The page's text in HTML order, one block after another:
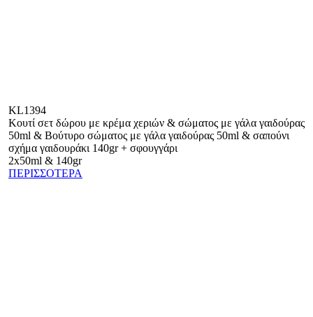
KL1394
Κουτί σετ δώρου με κρέμα χεριών & σώματος με γάλα γαιδούρας
50ml & Βούτυρο σώματος με γάλα γαιδούρας 50ml & σαπούνι
σχήμα γαιδουράκι 140gr + σφουγγάρι
2x50ml & 140gr
ΠΕΡΙΣΣΟΤΕΡΑ